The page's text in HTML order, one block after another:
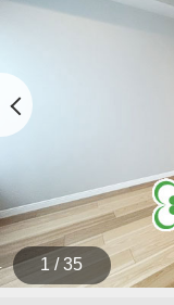
1 / 35